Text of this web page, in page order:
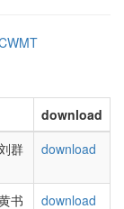
download
群 download
书
download